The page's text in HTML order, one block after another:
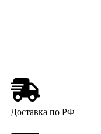
Доставка по РФ